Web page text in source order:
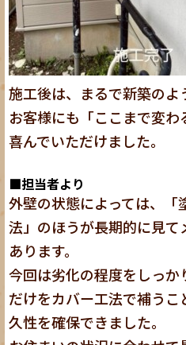
施工後は、まるで新築のよ
お客様にも「ここまで変
喜んでいただけました。
■担当者より
外壁の状態によっては、
法」のほうが長期的に見
あります。
今回は劣化の程度をしっ
だけをカバー工法で補う
久性を確保できました。